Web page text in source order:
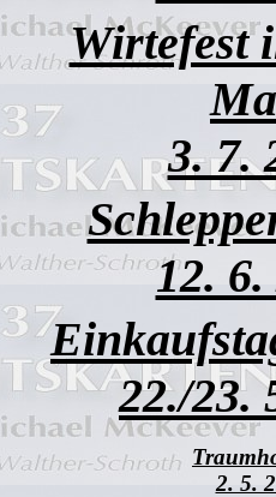
Wirtefest
3. 7.
12. 6.
22./23.
2. 5.